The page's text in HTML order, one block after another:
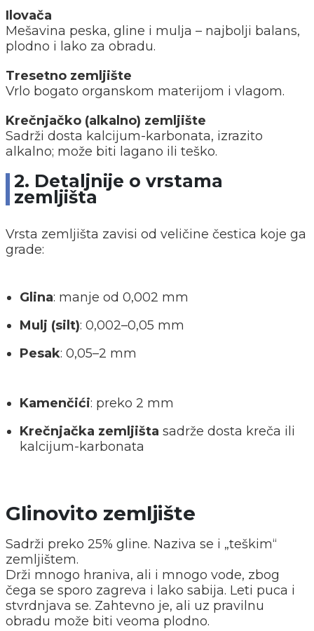
Ilovača
Mešavina peska, gline i mulja – najbolji balans,
plodno i lako za obradu.
Tresetno zemljište
Vrlo bogato organskom materijom i vlagom.
Krečnjačko (alkalno) zemljište
Sadrži dosta kalcijum-karbonata, izrazito
alkalno; može biti lagano ili teško.
2. Detaljnije o vrstama
zemljišta
Vrsta zemljišta zavisi od veličine čestica koje ga
grade:
Glina: manje od 0,002 mm
Mulj (silt): 0,002–0,05 mm
Pesak: 0,05–2 mm
Kamenčići: preko 2 mm
Krečnjačka zemljišta sadrže dosta kreča ili
kalcijum-karbonata
Glinovito zemljište
Sadrži preko 25% gline. Naziva se i „teškim“
zemljištem.
Drži mnogo hraniva, ali i mnogo vode, zbog
čega se sporo zagreva i lako sabija. Leti puca i
stvrdnjava se. Zahtevno je, ali uz pravilnu
obradu može biti veoma plodno.